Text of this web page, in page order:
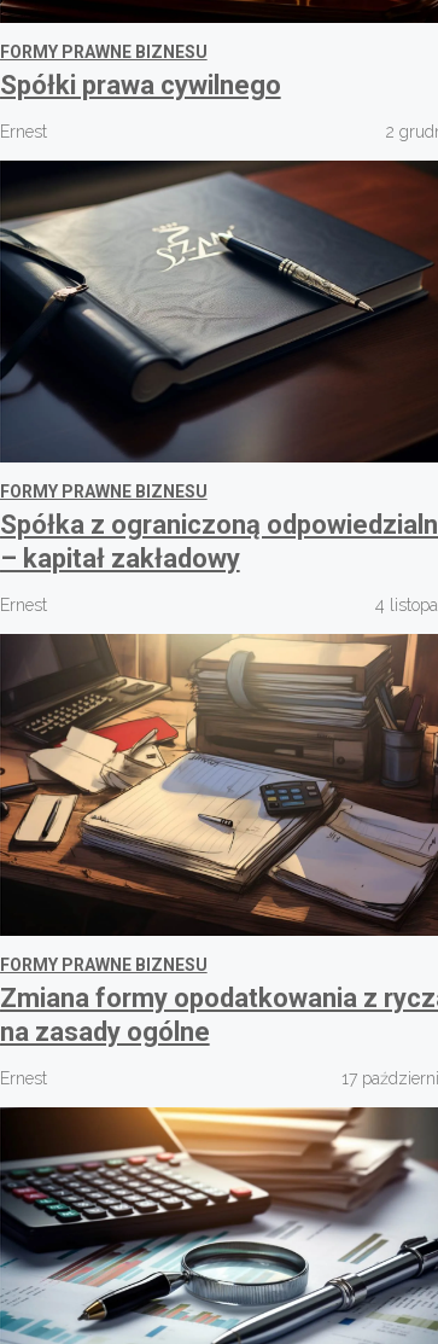
FORMY PRAWNE BIZNESU
Spółki prawa cywilnego
Ernest 2
FORMY PRAWNE BIZNESU
Spółka z ograniczoną
– kapitał zakładowy
Ernest 4
FORMY PRAWNE BIZNESU
Zmiana formy opodatkowania z
na zasady ogólne
Ernest 17